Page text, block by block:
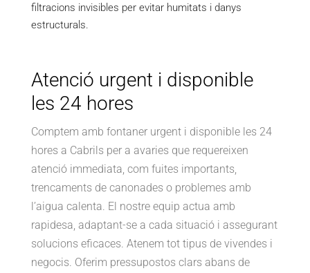
filtracions invisibles per evitar humitats i danys
estructurals.
Atenció urgent i disponible
les 24 hores
Comptem amb fontaner urgent i disponible les 24
hores a Cabrils per a avaries que requereixen
atenció immediata, com fuites importants,
trencaments de canonades o problemes amb
l’aigua calenta. El nostre equip actua amb
rapidesa, adaptant-se a cada situació i assegurant
solucions eficaces. Atenem tot tipus de vivendes i
negocis. Oferim pressupostos clars abans de